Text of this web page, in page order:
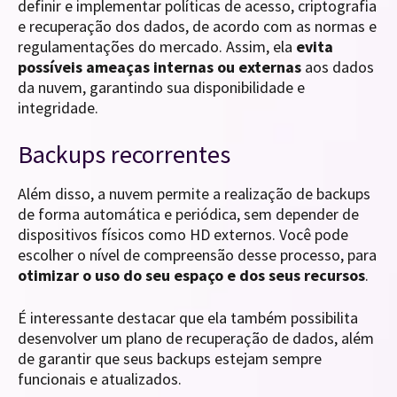
definir e implementar políticas de acesso, criptografia
e recuperação dos dados, de acordo com as normas e
regulamentações do mercado. Assim, ela evita
possíveis ameaças internas ou externas aos dados
da nuvem, garantindo sua disponibilidade e
integridade.
Backups recorrentes
Além disso, a nuvem permite a realização de backups
de forma automática e periódica, sem depender de
dispositivos físicos como HD externos. Você pode
escolher o nível de compreensão desse processo, para
otimizar o uso do seu espaço e dos seus recursos.
É interessante destacar que ela também possibilita
desenvolver um plano de recuperação de dados, além
de garantir que seus backups estejam sempre
funcionais e atualizados.